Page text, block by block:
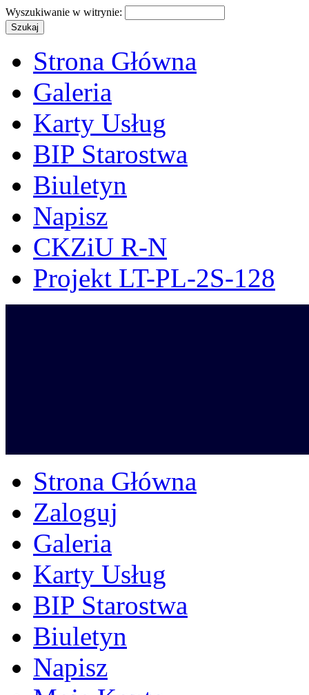
Wyszukiwanie w witrynie:
Strona Główna
Galeria
Karty Usług
BIP Starostwa
Biuletyn
Napisz
CKZiU R-N
Projekt LT-PL-2S-128
Strona Główna
Zaloguj
Galeria
Karty Usług
BIP Starostwa
Biuletyn
Napisz